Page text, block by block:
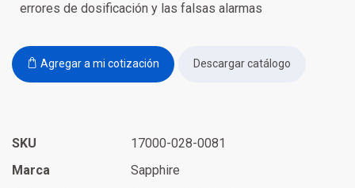
errores de dosificación y las falsas alarmas
Agregar a mi cotización Descargar catálogo
SKU
17000-028-0081
Marca
Sapphire